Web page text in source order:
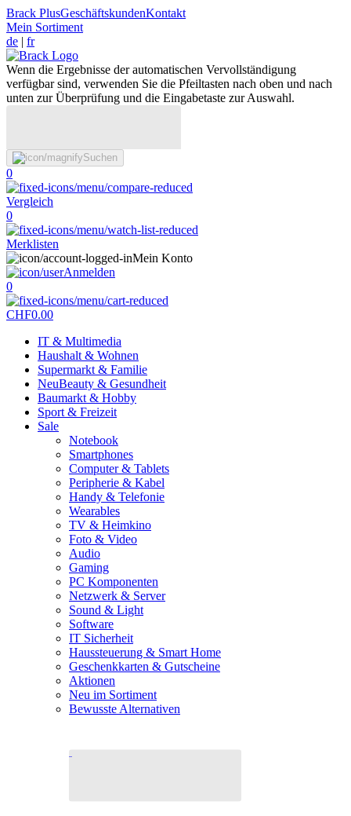
Brack PlusGeschäftskundenKontakt
Mein Sortiment
de | fr
Wenn die Ergebnisse der automatischen Vervollständigung
verfügbar sind, verwenden Sie die Pfeiltasten nach oben und nach
unten zur Überprüfung und die Eingabetaste zur Auswahl.
Suchen
0
Vergleich
0
Merklisten
Mein Konto
Anmelden
0
CHF0.00
IT & Multimedia
Haushalt & Wohnen
Supermarkt & Familie
NeuBeauty & Gesundheit
Baumarkt & Hobby
Sport & Freizeit
Sale
Notebook
Smartphones
Computer & Tablets
Peripherie & Kabel
Handy & Telefonie
Wearables
TV & Heimkino
Foto & Video
Audio
Gaming
PC Komponenten
Netzwerk & Server
Sound & Light
Software
IT Sicherheit
Haussteuerung & Smart Home
Geschenkkarten & Gutscheine
Aktionen
Neu im Sortiment
Bewusste Alternativen